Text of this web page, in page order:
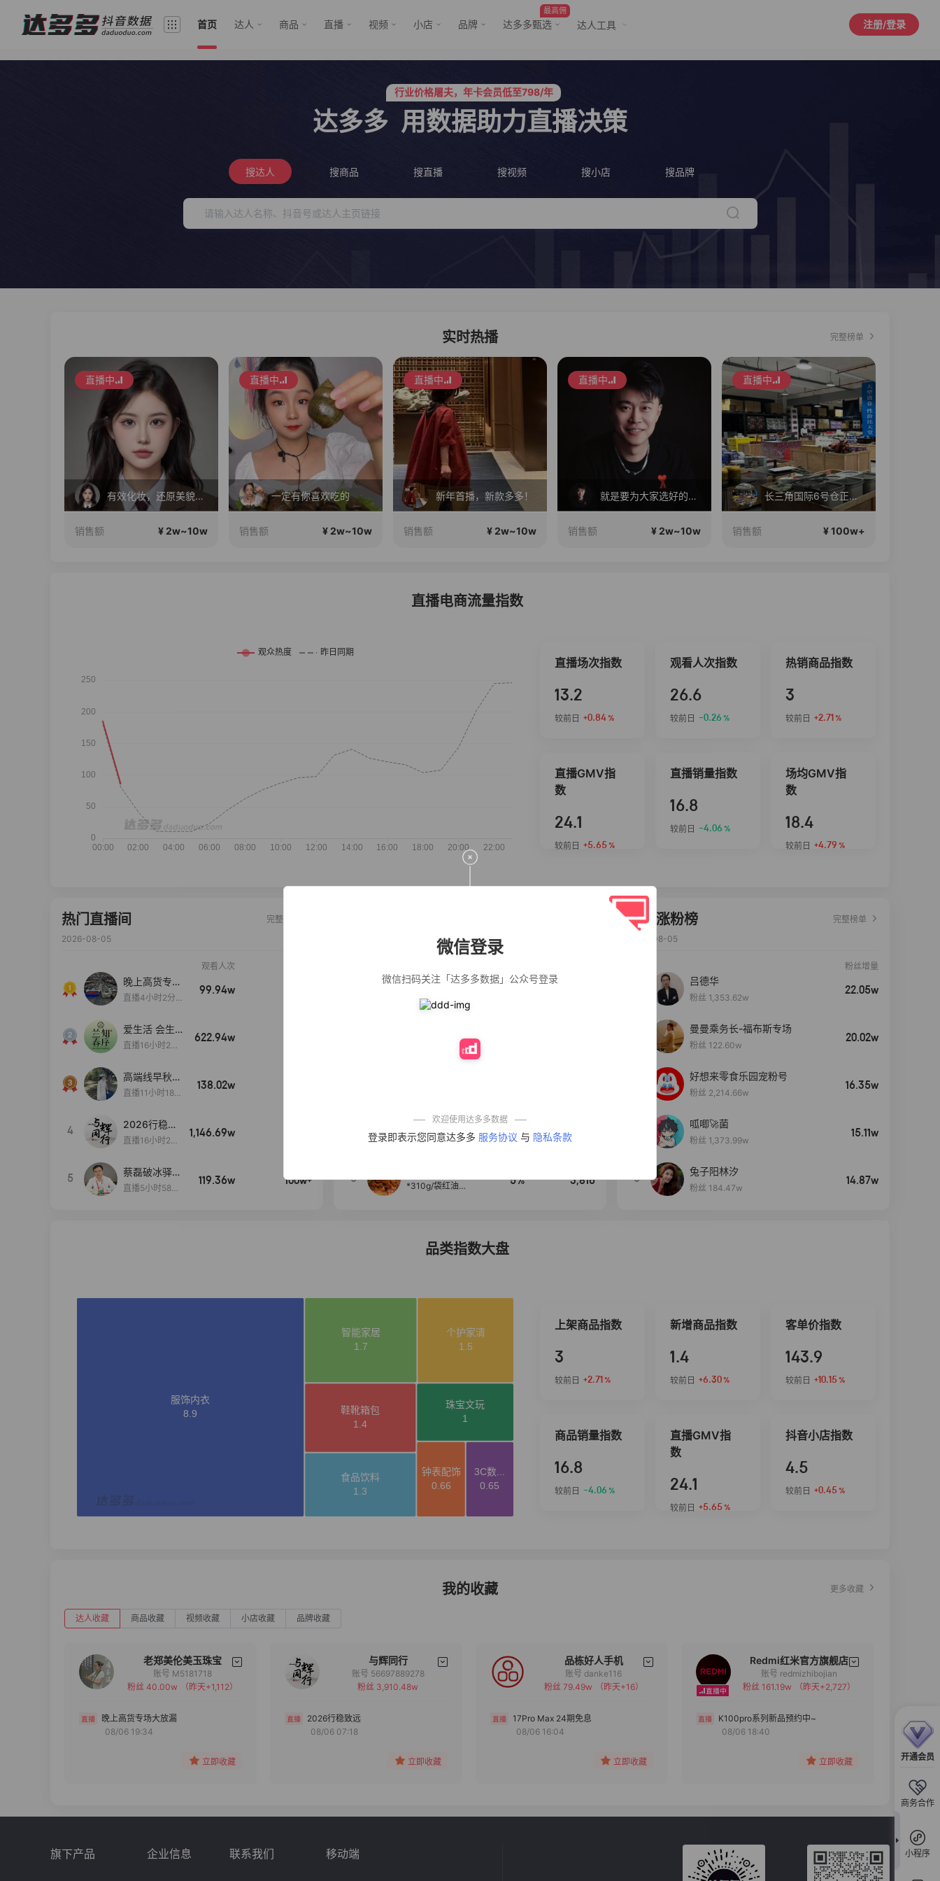
首页 达人 商品 直播 视频 小店 品牌
最高佣
达多多甄选 达人工具 注册/登录
开通会员
商务合作
小程序
微信登录
微信扫码关注「达多多数据」公众号登录
欢迎使用达多多数据
登录即表示您同意达多多 服务协议 与 隐私条款
服务三只羊、董先生等行业头部客户
行业价格屠夫，年卡会员低至798/年
服务三只羊、董先生等行业头部客户
达多多 用数据助力直播决策
搜达人 搜商品 搜直播 搜视频 搜小店 搜品牌
实时热播 完整榜单
直播中
有效化妆，还原美貌，公主请进
销售额 ¥ 2w~10w
直播中
一定有你喜欢吃的
销售额 ¥ 2w~10w
直播中
新年首播，新款多多！
销售额 ¥ 2w~10w
直播中
就是要为大家选好的产品！做好的价格，不随波逐流！加油！
销售额 ¥ 2w~10w
直播中
长三角国际6号仓正在直播
销售额 ¥ 100w+
直播电商流量指数
直播场次指数
13.2
较前日 +0.84%
观看人次指数
26.6
较前日 -0.26 %
热销商品指数
3
较前日 +2.71 %
直播GMV指
数
24.1
较前日 +5.65 %
直播销量指数
16.8
较前日 -4.06 %
场均GMV指
数
18.4
较前日 +4.79 %
热门直播间
完整榜单
2026-08-05
观看人次
晚上高货专场
大放漏
直播4小时2分5
99.94w
爱生活 会生
活
直播16小时24
622.94w
高端线早秋现
货首发
直播11小时18分
138.02w
4
2026行稳致
远
直播16小时20
1,146.69w
5
蔡磊破冰驿站
直播间好物分
直播5小时58分
119.36w 100w+
【净浮生】油污
重油污去油王污
衣粉轻松搓洗去
污渍除菌除螨3倍
料袋厨房抽绳式
一品欢【10包鲜
凉皮】红油麻酱
10% 4,286
5
*310g/袋红油麻
5% 3,816
达人涨粉榜
完整榜单
2026-08-05
粉丝增量
吕德华
粉丝 1,353.62w
22.05w
曼曼乘务长-福布斯专场
粉丝 122.60w
20.02w
好想来零食乐园宠粉号
粉丝 2,214.66w
16.35w
呱唧🚀菌
粉丝 1,373.99w
15.11w
5
兔子阳林汐
粉丝 184.47w
14.87w
品类指数大盘
上架商品指数
3
较前日 +2.71 %
新增商品指数
1.4
较前日 +6.30%
客单价指数
143.9
较前日 +10.15 %
商品销量指数
16.8
较前日 -4.06 %
直播GMV指
数
24.1
较前日 +5.65 %
抖音小店指数
4.5
较前日 +0.45 %
我的收藏 更多收藏
达人收藏 商品收藏 视频收藏 小店收藏 品牌收藏
老郑美伦美玉珠宝
备注
分组
账号 M5181718
粉丝 40.00w
（昨天+1,112）
晚上高货专场大放漏
08/06 19:34
立即收藏
与辉同行
备注
账号 56697889278
粉丝 3,910.48w
2026行稳致远
08/06 07:18
立即收藏
品栋好人手机
备注
分组
账号 danke116
粉丝 79.49w
（昨天+16）
17Pro Max 24期免息
08/06 16:04
立即收藏
Redmi红米官方旗舰店
备注
分组
账号 redmizhibojian
粉丝 161.19w
（昨天+2,727）
K100pro系列新品预约中~
08/06 18:40
立即收藏
旗下产品 企业信息 联系我们 移动端